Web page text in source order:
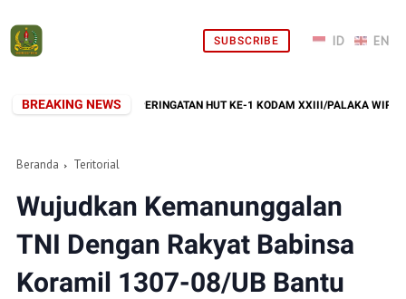
SUBSCRIBE
BREAKING NEWS
RANGKAIAN PERINGATAN HUT KE-1 KODAM XXIII/PALAKA WIRA
Beranda Teritorial
Wujudkan Kemanunggalan
TNI Dengan Rakyat Babinsa
Koramil 1307-08/UB Bantu